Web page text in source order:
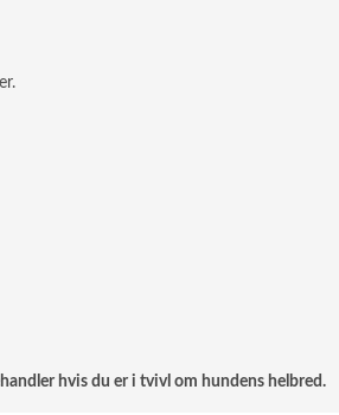
hvis du er i tvivl om hundens helbred.